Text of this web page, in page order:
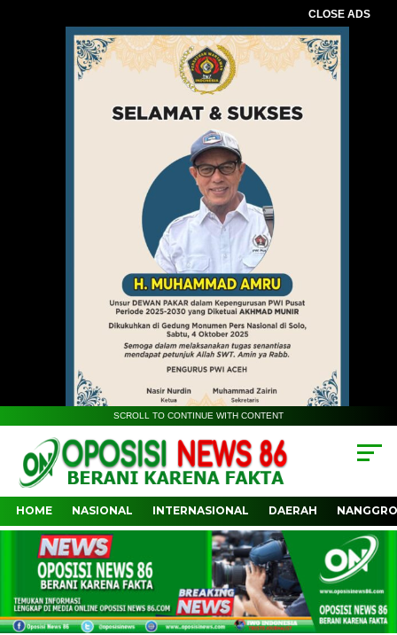
CLOSE ADS
SCROLL TO CONTINUE WITH CONTENT
HOME NASIONAL INTERNASIONAL DAERAH